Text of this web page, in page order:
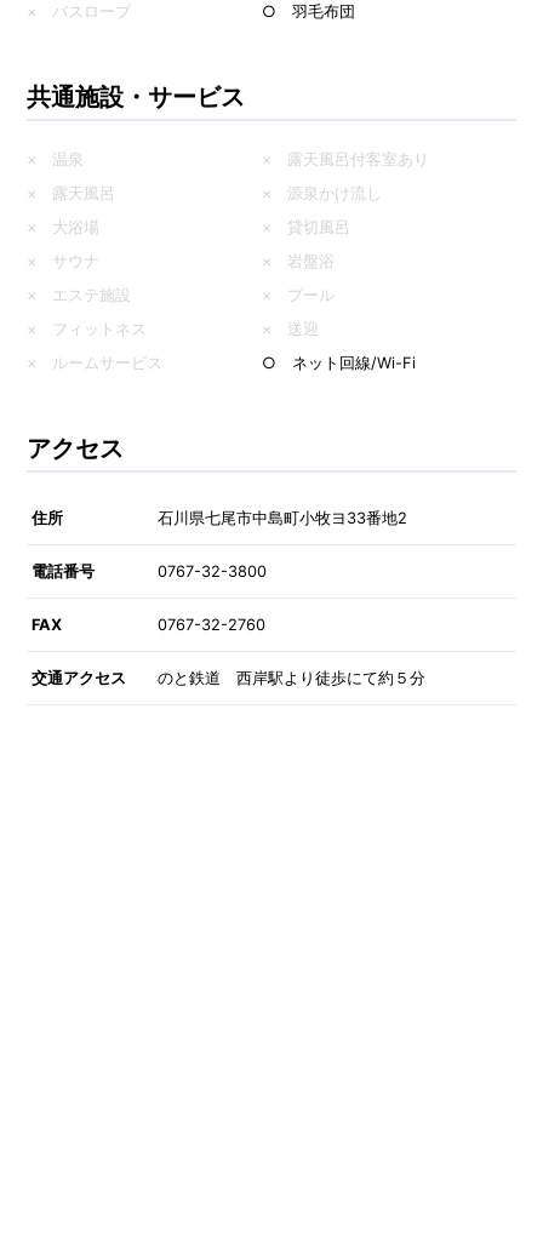
× バスローブ ○ 羽毛布団
共通施設・サービス
× 温泉
× 露天風呂付客室あり
× 露天風呂
× 源泉かけ流し
× 大浴場
× 貸切風呂
× サウナ
× 岩盤浴
× エステ施設
× プール
× フィットネス
× 送迎
× ルームサービス
○ ネット回線/Wi-Fi
アクセス
住所 石川県七尾市中島町小牧ヨ33番地2
電話番号 0767-32-3800
FAX 0767-32-2760
交通アクセス のと鉄道 西岸駅より徒歩にて約５分